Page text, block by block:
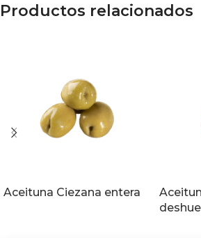
Productos relacionados
Aceituna Ciezana entera